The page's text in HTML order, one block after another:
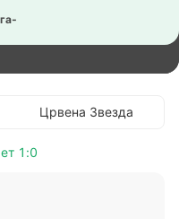
Црвена Звезда
1:0